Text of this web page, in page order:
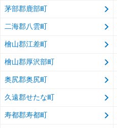
茅部郡鹿部町
二海郡八雲町
檜山郡江差町
檜山郡厚沢部町
奥尻郡奥尻町
久遠郡せたな町
寿都郡寿都町